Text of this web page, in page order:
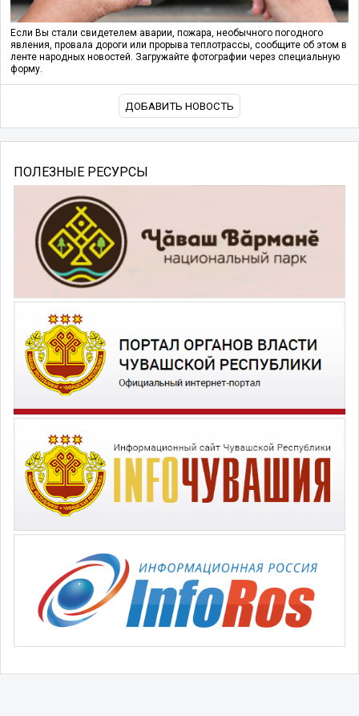
Если Вы стали свидетелем аварии, пожара, необычного погодного
явления, провала дороги или прорыва теплотрассы, сообщите об этом в
ленте народных новостей. Загружайте фотографии через специальную
форму.
ДОБАВИТЬ НОВОСТЬ
ПОЛЕЗНЫЕ РЕСУРСЫ